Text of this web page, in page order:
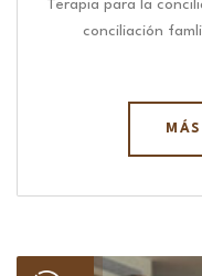
Terapia para la
conciliación